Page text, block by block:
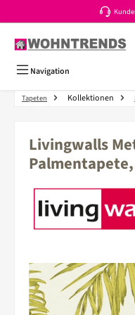
Navigation
Tapeten Kollektionen
Livingwalls
Bildergalerie überspringen